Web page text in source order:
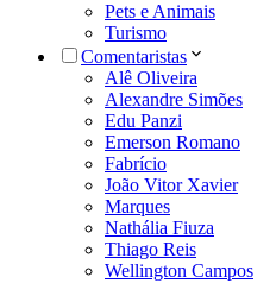
Pets e Animais
Turismo
Comentaristas
Alê Oliveira
Alexandre Simões
Edu Panzi
Emerson Romano
Fabrício
João Vitor Xavier
Marques
Nathália Fiuza
Thiago Reis
Wellington Campos